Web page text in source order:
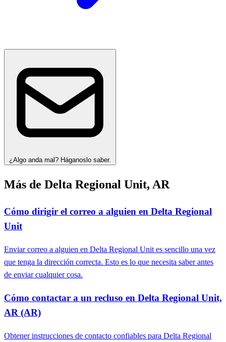
¿Algo anda mal? Háganoslo saber.
Más de Delta Regional Unit, AR
Cómo dirigir el correo a alguien en Delta Regional
Unit
Enviar correo a alguien en Delta Regional Unit es sencillo una vez
que tenga la dirección correcta. Esto es lo que necesita saber antes
de enviar cualquier cosa.
Cómo contactar a un recluso en Delta Regional Unit,
AR (AR)
Obtener instrucciones de contacto confiables para Delta Regional